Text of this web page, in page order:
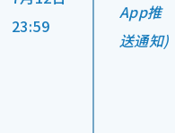
23:59
App推
送通知)